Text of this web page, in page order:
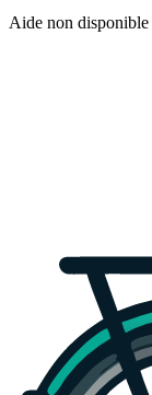
Aide non disponible